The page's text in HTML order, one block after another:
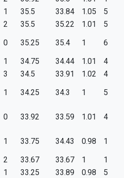
1 35.5 33.84 1.05
5
2 35.5 35.22 1.01
5
0 35.25 35.4 1
6
1 34.75 34.44 1.01
4
3 34.5 33.91 1.02
4
1 34.25 34.3 1 5
0 33.92 33.59 1.01 4
1 33.75 34.43 0.98
1
2 33.67 33.67 1
1
1 33.25 33.89 0.98 5